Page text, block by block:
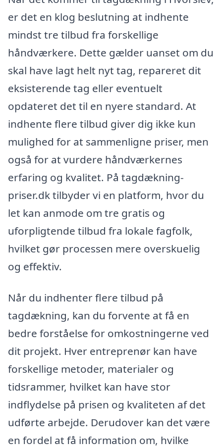
er det en klog beslutning at indhente
mindst tre tilbud fra forskellige
håndværkere. Dette gælder uanset om du
skal have lagt helt nyt tag, repareret dit
eksisterende tag eller eventuelt
opdateret det til en nyere standard. At
indhente flere tilbud giver dig ikke kun
mulighed for at sammenligne priser, men
også for at vurdere håndværkernes
erfaring og kvalitet. På tagdækning-
priser.dk tilbyder vi en platform, hvor du
let kan anmode om tre gratis og
uforpligtende tilbud fra lokale fagfolk,
hvilket gør processen mere overskuelig
og effektiv.
Når du indhenter flere tilbud på
tagdækning, kan du forvente at få en
bedre forståelse for omkostningerne ved
dit projekt. Hver entreprenør kan have
forskellige metoder, materialer og
tidsrammer, hvilket kan have stor
indflydelse på prisen og kvaliteten af det
udførte arbejde. Derudover kan det være
en fordel at få information om, hvilke